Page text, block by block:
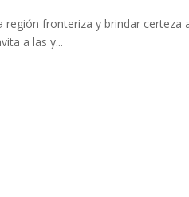
fronteriza y brindar certeza
a las y...